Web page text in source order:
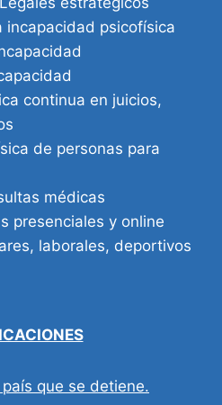
incapacidad psicofísica
continua en juicios,
de personas para
médicas
presenciales y online
laborales, deportivos
que se detiene.